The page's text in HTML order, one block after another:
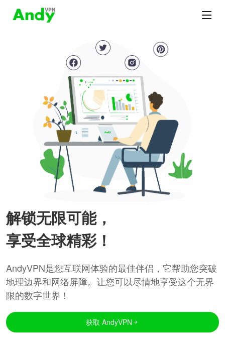
解锁无限可能，
享受全球精彩！
AndyVPN是您互联网体验的最佳伴侣，它帮助您突破
地理边界和网络屏障。让您可以尽情地享受这个无界
限的数字世界！
获取 AndyVPN